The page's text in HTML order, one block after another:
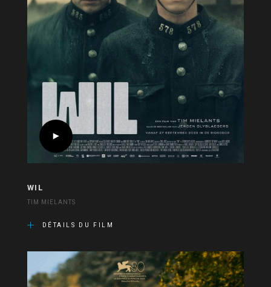
WIL
TIM MIELANTS
DÉTAILS DU FILM